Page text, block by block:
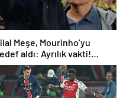
Meşe, Mourinho’yu
aldı: Ayrılık vakti!
teknik
önerisi